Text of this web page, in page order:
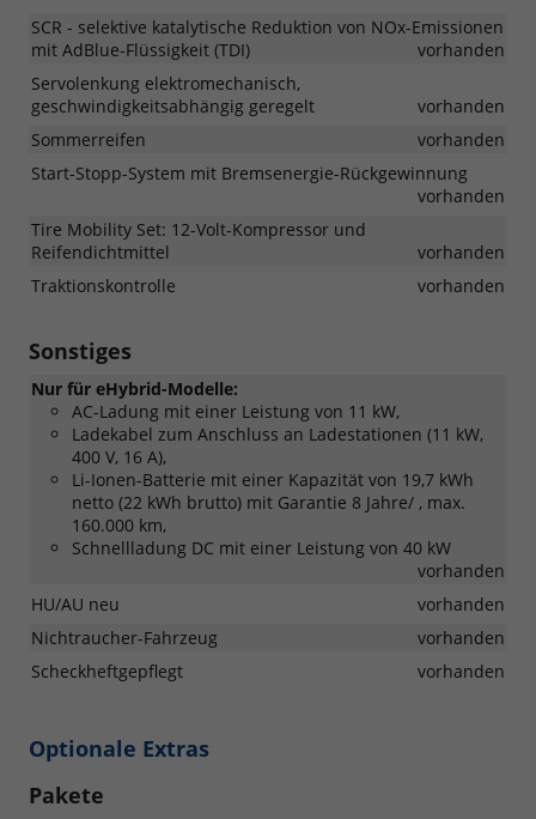
SCR - selektive katalytische Reduktion von NOx-Emissionen
mit AdBlue-Flüssigkeit (TDI)
vorhanden
Servolenkung elektromechanisch,
geschwindigkeitsabhängig geregelt
vorhanden
Sommerreifen
vorhanden
Start-Stopp-System mit Bremsenergie-Rückgewinnung
vorhanden
Tire Mobility Set: 12-Volt-Kompressor und
Reifendichtmittel
vorhanden
Traktionskontrolle
vorhanden
Sonstiges
Nur für eHybrid-Modelle:
AC-Ladung mit einer Leistung von 11 kW,
Ladekabel zum Anschluss an Ladestationen (11 kW,
400 V, 16 A),
Li-Ionen-Batterie mit einer Kapazität von 19,7 kWh
netto (22 kWh brutto) mit Garantie 8 Jahre/ , max.
160.000 km,
Schnellladung DC mit einer Leistung von 40 kW
vorhanden
HU/AU neu
vorhanden
Nichtraucher-Fahrzeug
vorhanden
Scheckheftgepflegt
vorhanden
Optionale Extras
Pakete